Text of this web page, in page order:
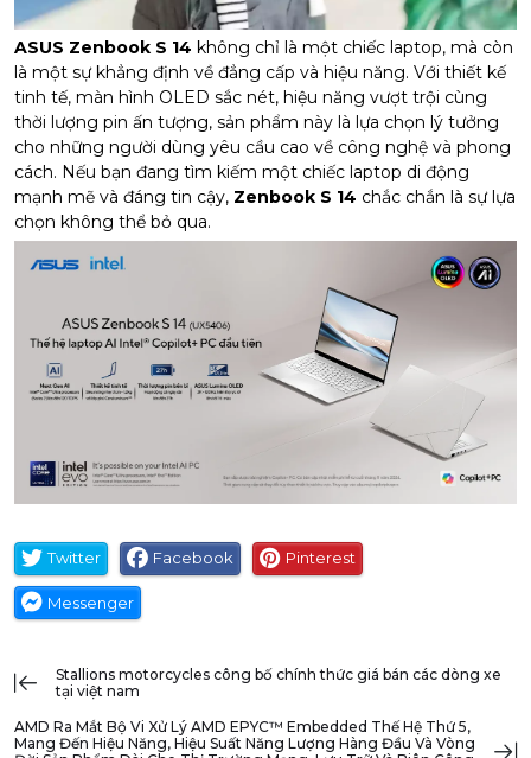
ASUS Zenbook S 14 không chỉ là một chiếc laptop, mà còn
là một sự khẳng định về đẳng cấp và hiệu năng. Với thiết kế
tinh tế, màn hình OLED sắc nét, hiệu năng vượt trội cùng
thời lượng pin ấn tượng, sản phẩm này là lựa chọn lý tưởng
cho những người dùng yêu cầu cao về công nghệ và phong
cách. Nếu bạn đang tìm kiếm một chiếc laptop di động
mạnh mẽ và đáng tin cậy, Zenbook S 14 chắc chắn là sự lựa
chọn không thể bỏ qua.
Twitter Facebook Pinterest
Messenger
stallions motorcycles công bố chính thức giá bán các dòng xe
tại việt nam
AMD Ra Mắt Bộ Vi Xử Lý AMD EPYC™ Embedded Thế Hệ Thứ 5,
Mang Đến Hiệu Năng, Hiệu Suất Năng Lượng Hàng Đầu Và Vòng